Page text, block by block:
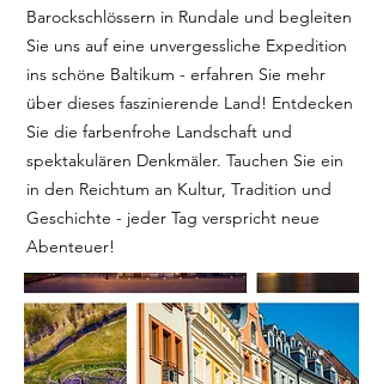
Barockschlössern in Rundale und begleiten
Sie uns auf eine unvergessliche Expedition
ins schöne Baltikum - erfahren Sie mehr
über dieses faszinierende Land! Entdecken
Sie die farbenfrohe Landschaft und
spektakulären Denkmäler. Tauchen Sie ein
in den Reichtum an Kultur, Tradition und
Geschichte - jeder Tag verspricht neue
Abenteuer!